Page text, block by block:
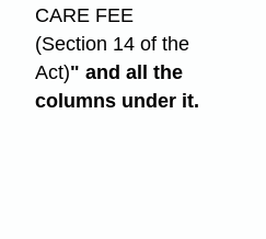
CARE FEE
(Section 14 of the
Act)" and all the
columns under it.